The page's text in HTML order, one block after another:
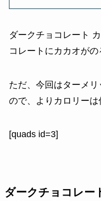
ダークチョコレート
コレートにカカオがの
ただ、今回はターメ
ので、よりカロリーは
[quads id=3]
ダークチョコレー